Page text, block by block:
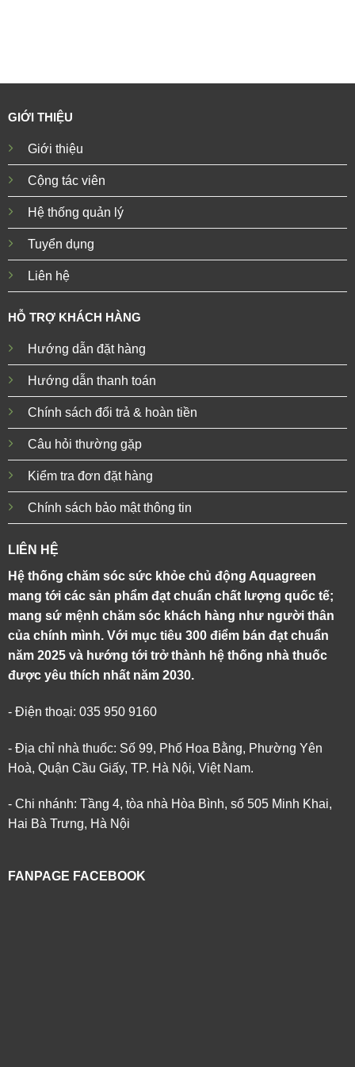
GIỚI THIỆU
Giới thiệu
Cộng tác viên
Hệ thống quản lý
Tuyển dụng
Liên hệ
HỖ TRỢ KHÁCH HÀNG
Hướng dẫn đặt hàng
Hướng dẫn thanh toán
Chính sách đổi trả & hoàn tiền
Câu hỏi thường gặp
Kiểm tra đơn đặt hàng
Chính sách bảo mật thông tin
LIÊN HỆ
Hệ thống chăm sóc sức khỏe chủ động Aquagreen
mang tới các sản phẩm đạt chuẩn chất lượng quốc tế;
mang sứ mệnh chăm sóc khách hàng như người thân
của chính mình. Với mục tiêu 300 điểm bán đạt chuẩn
năm 2025 và hướng tới trở thành hệ thống nhà thuốc
được yêu thích nhất năm 2030.
- Điện thoại: 035 950 9160
- Địa chỉ nhà thuốc: Số 99, Phố Hoa Bằng, Phường Yên
Hoà, Quận Cầu Giấy, TP. Hà Nội, Việt Nam.
- Chi nhánh: Tầng 4, tòa nhà Hòa Bình, số 505 Minh Khai,
Hai Bà Trưng, Hà Nội
FANPAGE FACEBOOK